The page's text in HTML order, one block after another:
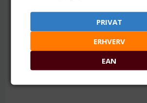
90 x 65 mm. Med sort indlæg
Materiale: Karton og skumgummi
PRIVAT
ERHVERV
EAN